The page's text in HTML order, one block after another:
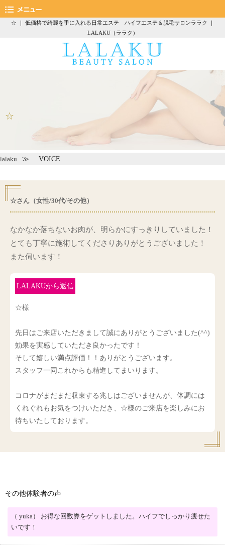
☆ ｜ 低価格で綺麗を手に入れる日常エステ ハイフエステ＆脱毛サロンララク ｜
LALAKU（ララク）
☆
lalaku VOICE
☆さん（女性/30代/その他）
なかなか落ちないお肉が、明らかにすっきりしていました！
とても丁寧に施術してくださりありがとうございました！
また伺います！
LALAKUから返信
☆様
先日はご来店いただきまして誠にありがとうございました(^^)
効果を実感していただき良かったです！
そして嬉しい満点評価！！ありがとうございます。
スタッフ一同これからも精進してまいります。
コロナがまだまだ収束する兆しはございませんが、体調には
くれぐれもお気をつけいただき、☆様のご来店を楽しみにお
待ちいたしております。
その他体験者の声
（ yuka） お得な回数券をゲットしました。ハイフでしっかり痩せた
いです！